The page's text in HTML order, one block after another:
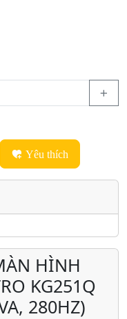
Yêu thích
HÌNH
KG251Q
280HZ)